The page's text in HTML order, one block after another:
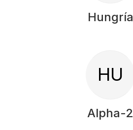
Hungría
HU
Alpha-2